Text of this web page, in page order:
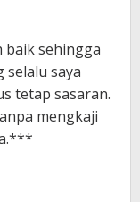
baik sehingga
selalu saya
tetap sasaran.
mengkaji